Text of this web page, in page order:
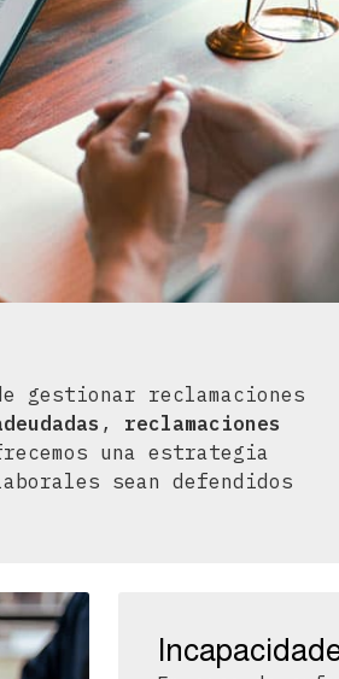
gestionar reclamaciones
, reclamaciones
una estrategia
sean defendidos